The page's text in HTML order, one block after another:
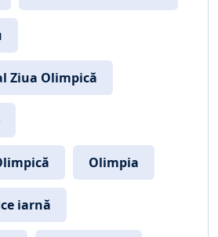
Ziua Olimpică
Olimpia
iarnă